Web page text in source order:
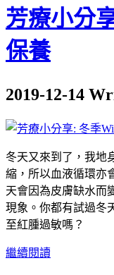
芳療小分
保養
2019-12-14
冬天又來到了，我地
縮，所以血液循環亦
天會因為皮膚缺水而
現象。你都有試過冬
至紅腫過敏嗎？
繼續閱讀